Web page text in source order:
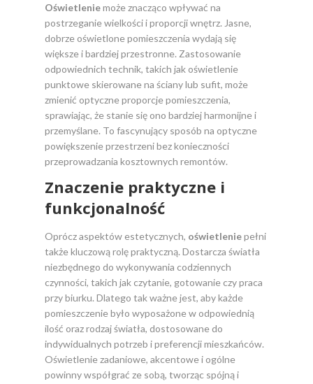
Oświetleniemoże znacząco wpływać na
postrzeganie wielkości i proporcji wnętrz. Jasne,
dobrze oświetlone pomieszczenia wydają się
większe i bardziej przestronne. Zastosowanie
odpowiednich technik, takich jak oświetlenie
punktowe skierowane na ściany lub sufit, może
zmienić optyczne proporcje pomieszczenia,
sprawiając, że stanie się ono bardziej harmonijne i
przemyślane. To fascynujący sposób na optyczne
powiększenie przestrzeni bez konieczności
przeprowadzania kosztownych remontów.
Znaczenie praktyczne i
funkcjonalność
Oprócz aspektów estetycznych, oświetleniepełni
także kluczową rolę praktyczną. Dostarcza światła
niezbędnego do wykonywania codziennych
czynności, takich jak czytanie, gotowanie czy praca
przy biurku. Dlatego tak ważne jest, aby każde
pomieszczenie było wyposażone w odpowiednią
ilość oraz rodzaj światła, dostosowane do
indywidualnych potrzeb i preferencji mieszkańców.
Oświetlenie zadaniowe, akcentowe i ogólne
powinny współgrać ze sobą, tworząc spójną i